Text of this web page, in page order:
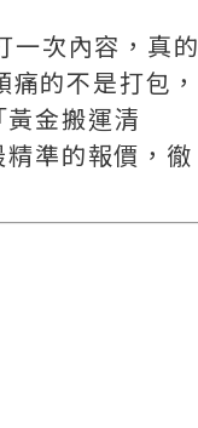
一次內容，真的
的不是打包，
金搬運清
準的報價，徹